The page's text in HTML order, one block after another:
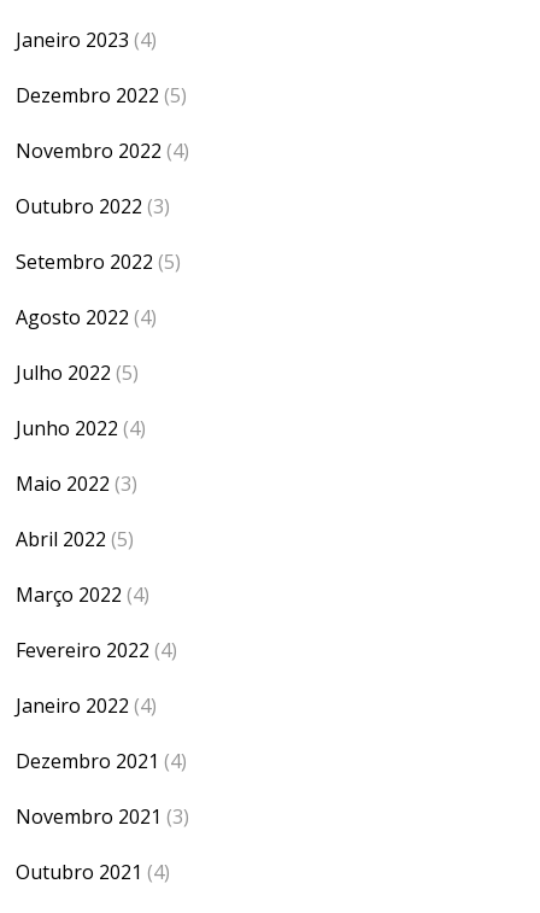
Janeiro 2023 (4)
Dezembro 2022 (5)
Novembro 2022 (4)
Outubro 2022 (3)
Setembro 2022 (5)
Agosto 2022 (4)
Julho 2022 (5)
Junho 2022 (4)
Maio 2022 (3)
Abril 2022 (5)
Março 2022 (4)
Fevereiro 2022 (4)
Janeiro 2022 (4)
Dezembro 2021 (4)
Novembro 2021 (3)
Outubro 2021 (4)